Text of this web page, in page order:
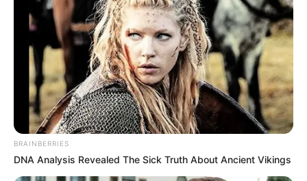
BRAINBERRIES
DNA Analysis Revealed The Sick Truth About Ancient Vikings